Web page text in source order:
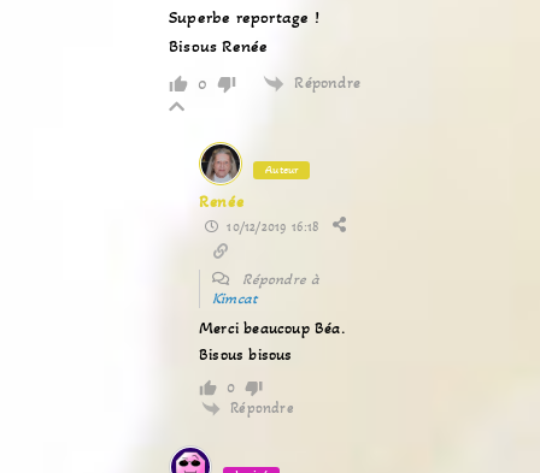
Superbe reportage !
Bisous Renée
0 Répondre
Auteur
Renée
10/12/2019 16:18
Répondre à
Kimcat
Merci beaucoup Béa.
Bisous bisous
0
Répondre